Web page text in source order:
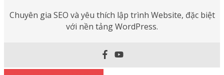
Chuyên gia SEO và yêu thích lập trình Website, đặc biệt
với nền tảng WordPress.